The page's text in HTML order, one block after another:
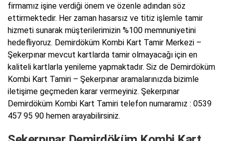
firmamız işine verdiği önem ve özenle adından söz
ettirmektedir. Her zaman hasarsız ve titiz işlemle tamir
hizmeti sunarak müşterilerimizin %100 memnuniyetini
hedefliyoruz. Demirdöküm Kombi Kart Tamir Merkezi –
Şekerpınar mevcut kartlarda tamir olmayacağı için en
kaliteli kartlarla yenileme yapmaktadır. Siz de Demirdöküm
Kombi Kart Tamiri – Şekerpınar aramalarınızda bizimle
iletişime geçmeden karar vermeyiniz. Şekerpınar
Demirdöküm Kombi Kart Tamiri telefon numaramız : 0539
457 95 90 hemen arayabilirsiniz.